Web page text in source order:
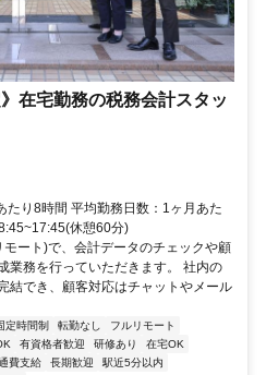
在宅勤務の税務会計スタッ
たり8時間 平均勤務日数：1ヶ月あた
休憩60分)
ート)で、会計データのチェックや顧
業務を行っていただきます。 社内の
結でき、顧客対応はチャットやメール
定時間制 転勤なし
フルリモート
有資格者歓迎 研修あり
在宅OK
費支給 長期歓迎
駅近5分以内